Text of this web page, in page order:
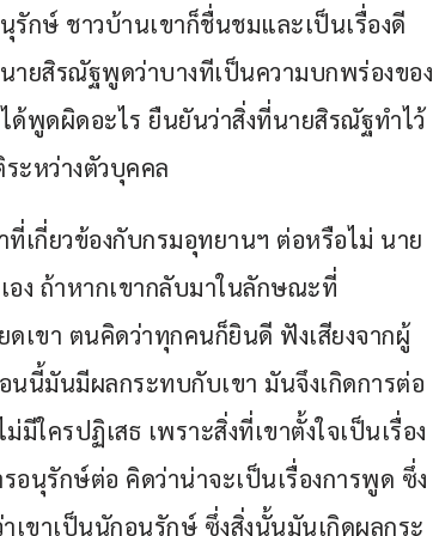
กษ์ ชาวบ้านเขาก็ชื่นชมและเป็นเรื่องดี
ายสิรณัฐพูดว่าบางทีเป็นความบกพร่องของ
พูดผิดอะไร ยืนยันว่าสิ่งที่นายสิรณัฐทำไว้
ะหว่างตัวบุคคล
เกี่ยวข้องกับกรมอุทยานฯ ต่อหรือไม่ นาย
อง ถ้าหากเขากลับมาในลักษณะที่
เขา ตนคิดว่าทุกคนก็ยินดี ฟังเสียงจากผู้
นนี้มันมีผลกระทบกับเขา มันจึงเกิดการต่อ
ใครปฏิเสธ เพราะสิ่งที่เขาตั้งใจเป็นเรื่อง
อนุรักษ์ต่อ คิดว่าน่าจะเป็นเรื่องการพูด ซึ่ง
าเขาเป็นนักอนุรักษ์ ซึ่งสิ่งนั้นมันเกิดผลกระ